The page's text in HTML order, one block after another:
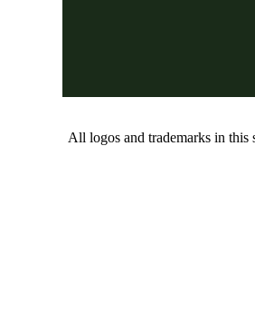
All logos and trademarks in this